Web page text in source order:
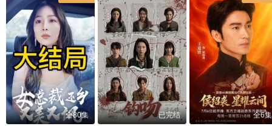
全80集 已完结 全6集